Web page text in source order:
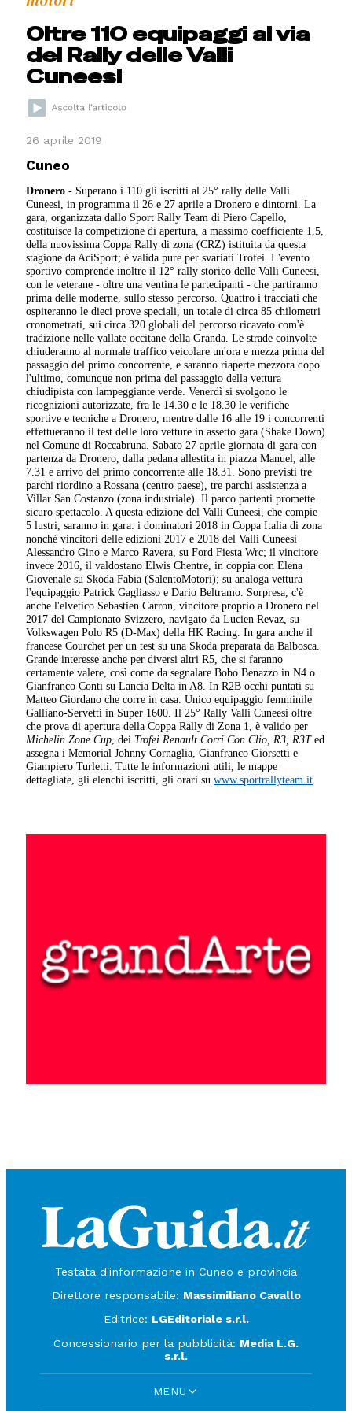
Oltre 110 equipaggi al via
del Rally delle Valli
Cuneesi
26 aprile 2019
Cuneo
Dronero - Superano i 110 gli iscritti al 25° rally delle Valli
Cuneesi, in programma il 26 e 27 aprile a Dronero e dintorni. La
gara, organizzata dallo Sport Rally Team di Piero Capello,
costituisce la competizione di apertura, a massimo coefficiente 1,5,
della nuovissima Coppa Rally di zona (CRZ) istituita da questa
stagione da AciSport; è valida pure per svariati Trofei. L'evento
sportivo comprende inoltre il 12° rally storico delle Valli Cuneesi,
con le veterane - oltre una ventina le partecipanti - che partiranno
prima delle moderne, sullo stesso percorso. Quattro i tracciati che
ospiteranno le dieci prove speciali, un totale di circa 85 chilometri
cronometrati, sui circa 320 globali del percorso ricavato com'è
tradizione nelle vallate occitane della Granda. Le strade coinvolte
chiuderanno al normale traffico veicolare un'ora e mezza prima del
passaggio del primo concorrente, e saranno riaperte mezzora dopo
l'ultimo, comunque non prima del passaggio della vettura
chiudipista con lampeggiante verde. Venerdì si svolgono le
ricognizioni autorizzate, fra le 14.30 e le 18.30 le verifiche
sportive e tecniche a Dronero, mentre dalle 16 alle 19 i concorrenti
effettueranno il test delle loro vetture in assetto gara (Shake Down)
nel Comune di Roccabruna. Sabato 27 aprile giornata di gara con
partenza da Dronero, dalla pedana allestita in piazza Manuel, alle
7.31 e arrivo del primo concorrente alle 18.31. Sono previsti tre
parchi riordino a Rossana (centro paese), tre parchi assistenza a
Villar San Costanzo (zona industriale). Il parco partenti promette
sicuro spettacolo. A questa edizione del Valli Cuneesi, che compie
5 lustri, saranno in gara: i dominatori 2018 in Coppa Italia di zona
nonché vincitori delle edizioni 2017 e 2018 del Valli Cuneesi
Alessandro Gino e Marco Ravera, su Ford Fiesta Wrc; il vincitore
invece 2016, il valdostano Elwis Chentre, in coppia con Elena
Giovenale su Skoda Fabia (SalentoMotori); su analoga vettura
l'equipaggio Patrick Gagliasso e Dario Beltramo. Sorpresa, c'è
anche l'elvetico Sebastien Carron, vincitore proprio a Dronero nel
2017 del Campionato Svizzero, navigato da Lucien Revaz, su
Volkswagen Polo R5 (D-Max) della HK Racing. In gara anche il
francese Courchet per un test su una Skoda preparata da Balbosca.
Grande interesse anche per diversi altri R5, che si faranno
certamente valere, così come da segnalare Bobo Benazzo in N4 o
Gianfranco Conti su Lancia Delta in A8. In R2B occhi puntati su
Matteo Giordano che corre in casa. Unico equipaggio femminile
Galliano-Servetti in Super 1600. Il 25° Rally Valli Cuneesi oltre
che prova di apertura della Coppa Rally di Zona 1, è valido per
Michelin Zone Cup , dei Trofei Renault Corri Con Clio, R3, R3Ted
assegna i Memorial Johnny Cornaglia, Gianfranco Giorsetti e
Giampiero Turletti. Tutte le informazioni utili, le mappe
dettagliate, gli elenchi iscritti, gli orari suwww.sportrallyteam.it
Testata d'informazione in Cuneo e provincia
Direttore responsabile: Massimiliano Cavallo
Editrice: LGEditoriale s.r.l.
Concessionario per la pubblicità: Media L.G.
s.r.l.
MENU